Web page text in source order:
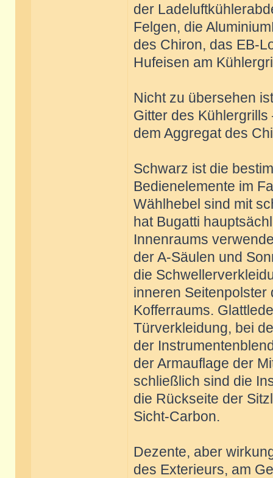
der
Felgen, die
des Chiron, das EB-
Hufeisen am
Nicht zu übersehen
Gitter des
dem Aggregat des
Schwarz ist die
Bedienelemente im
Wählhebel sind mit
hat Bugatti
Innenraums
der A-Säulen und
die
inneren Seitenpolster
Kofferraums.
Türverkleidung, bei
der
der Armauflage der
schließlich sind die
die Rückseite der
Sicht-Carbon.
Dezente, aber
des Exterieurs, am